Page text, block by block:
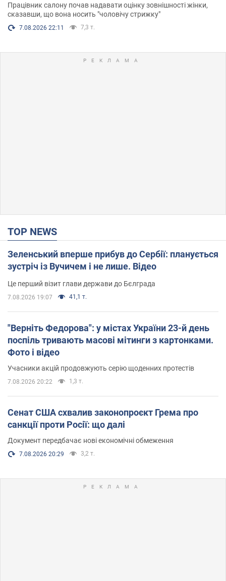
Працівник салону почав надавати оцінку зовнішності жінки,
сказавши, що вона носить "чоловічу стрижку"
7.08.2026 22:11 7,3 т.
TOP NEWS
Зеленський вперше прибув до Сербії: планується
зустріч із Вучичем і не лише. Відео
Це перший візит глави держави до Бєлграда
7.08.2026 19:07 41,1 т.
"Верніть Федорова": у містах України 23-й день
поспіль тривають масові мітинги з картонками.
Фото і відео
Учасники акцій продовжують серію щоденних протестів
7.08.2026 20:22 1,3 т.
Сенат США схвалив законопроєкт Грема про
санкції проти Росії: що далі
Документ передбачає нові економічні обмеження
7.08.2026 20:29 3,2 т.